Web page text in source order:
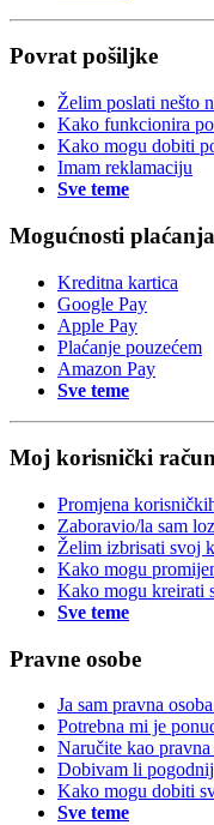
Povrat pošiljke
Želim poslati nešto
Kako funkcionira
Kako mogu dobiti
Imam reklamaciju
Sve teme
Mogućnosti plaćanja
Kreditna kartica
Google Pay
Apple Pay
Plaćanje pouzećem
Amazon Pay
Sve teme
Moj korisnički
Promjena
Zaboravio/la sam
Želim izbrisati svoj
Kako mogu
Kako mogu kreirati
Sve teme
Pravne osobe
Ja sam pravna
Potrebna mi je
Naručite kao pravna
Dobivam li
Kako mogu dobiti
Sve teme